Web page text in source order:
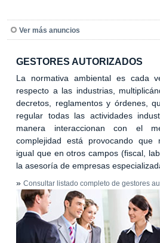
Ver más anuncios
GESTORES AUTORIZADOS
La normativa ambiental es cada
respecto a las industrias,
decretos, reglamentos y órdenes,
regular todas las actividades
manera interaccionan con el
complejidad está provocando que
igual que en otros campos (fiscal,
la asesoría de empresas
» Consultar listado completo de gestores